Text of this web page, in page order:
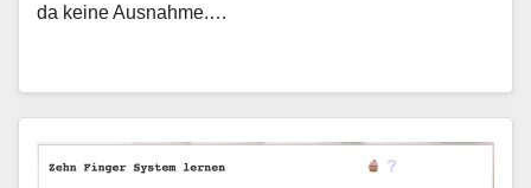
da keine Ausnahme.…